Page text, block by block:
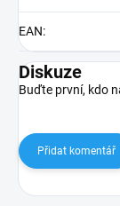
EAN:
Diskuze
Buďte první, kdo
Přidat komentář